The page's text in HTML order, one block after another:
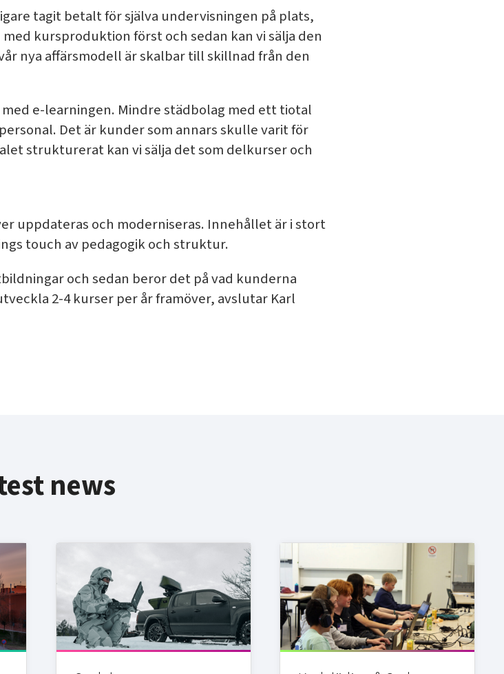
tagit betalt för själva undervisningen på plats,
kursproduktion först och sedan kan vi sälja den
nya affärsmodell är skalbar till skillnad från den
e-learningen. Mindre städbolag med ett tiotal
Det är kunder som annars skulle varit för
strukturerat kan vi sälja det som delkurser och
uppdateras och moderniseras. Innehållet är i stort
touch av pedagogik och struktur.
och sedan beror det på vad kunderna
2-4 kurser per år framöver, avslutar Karl
news